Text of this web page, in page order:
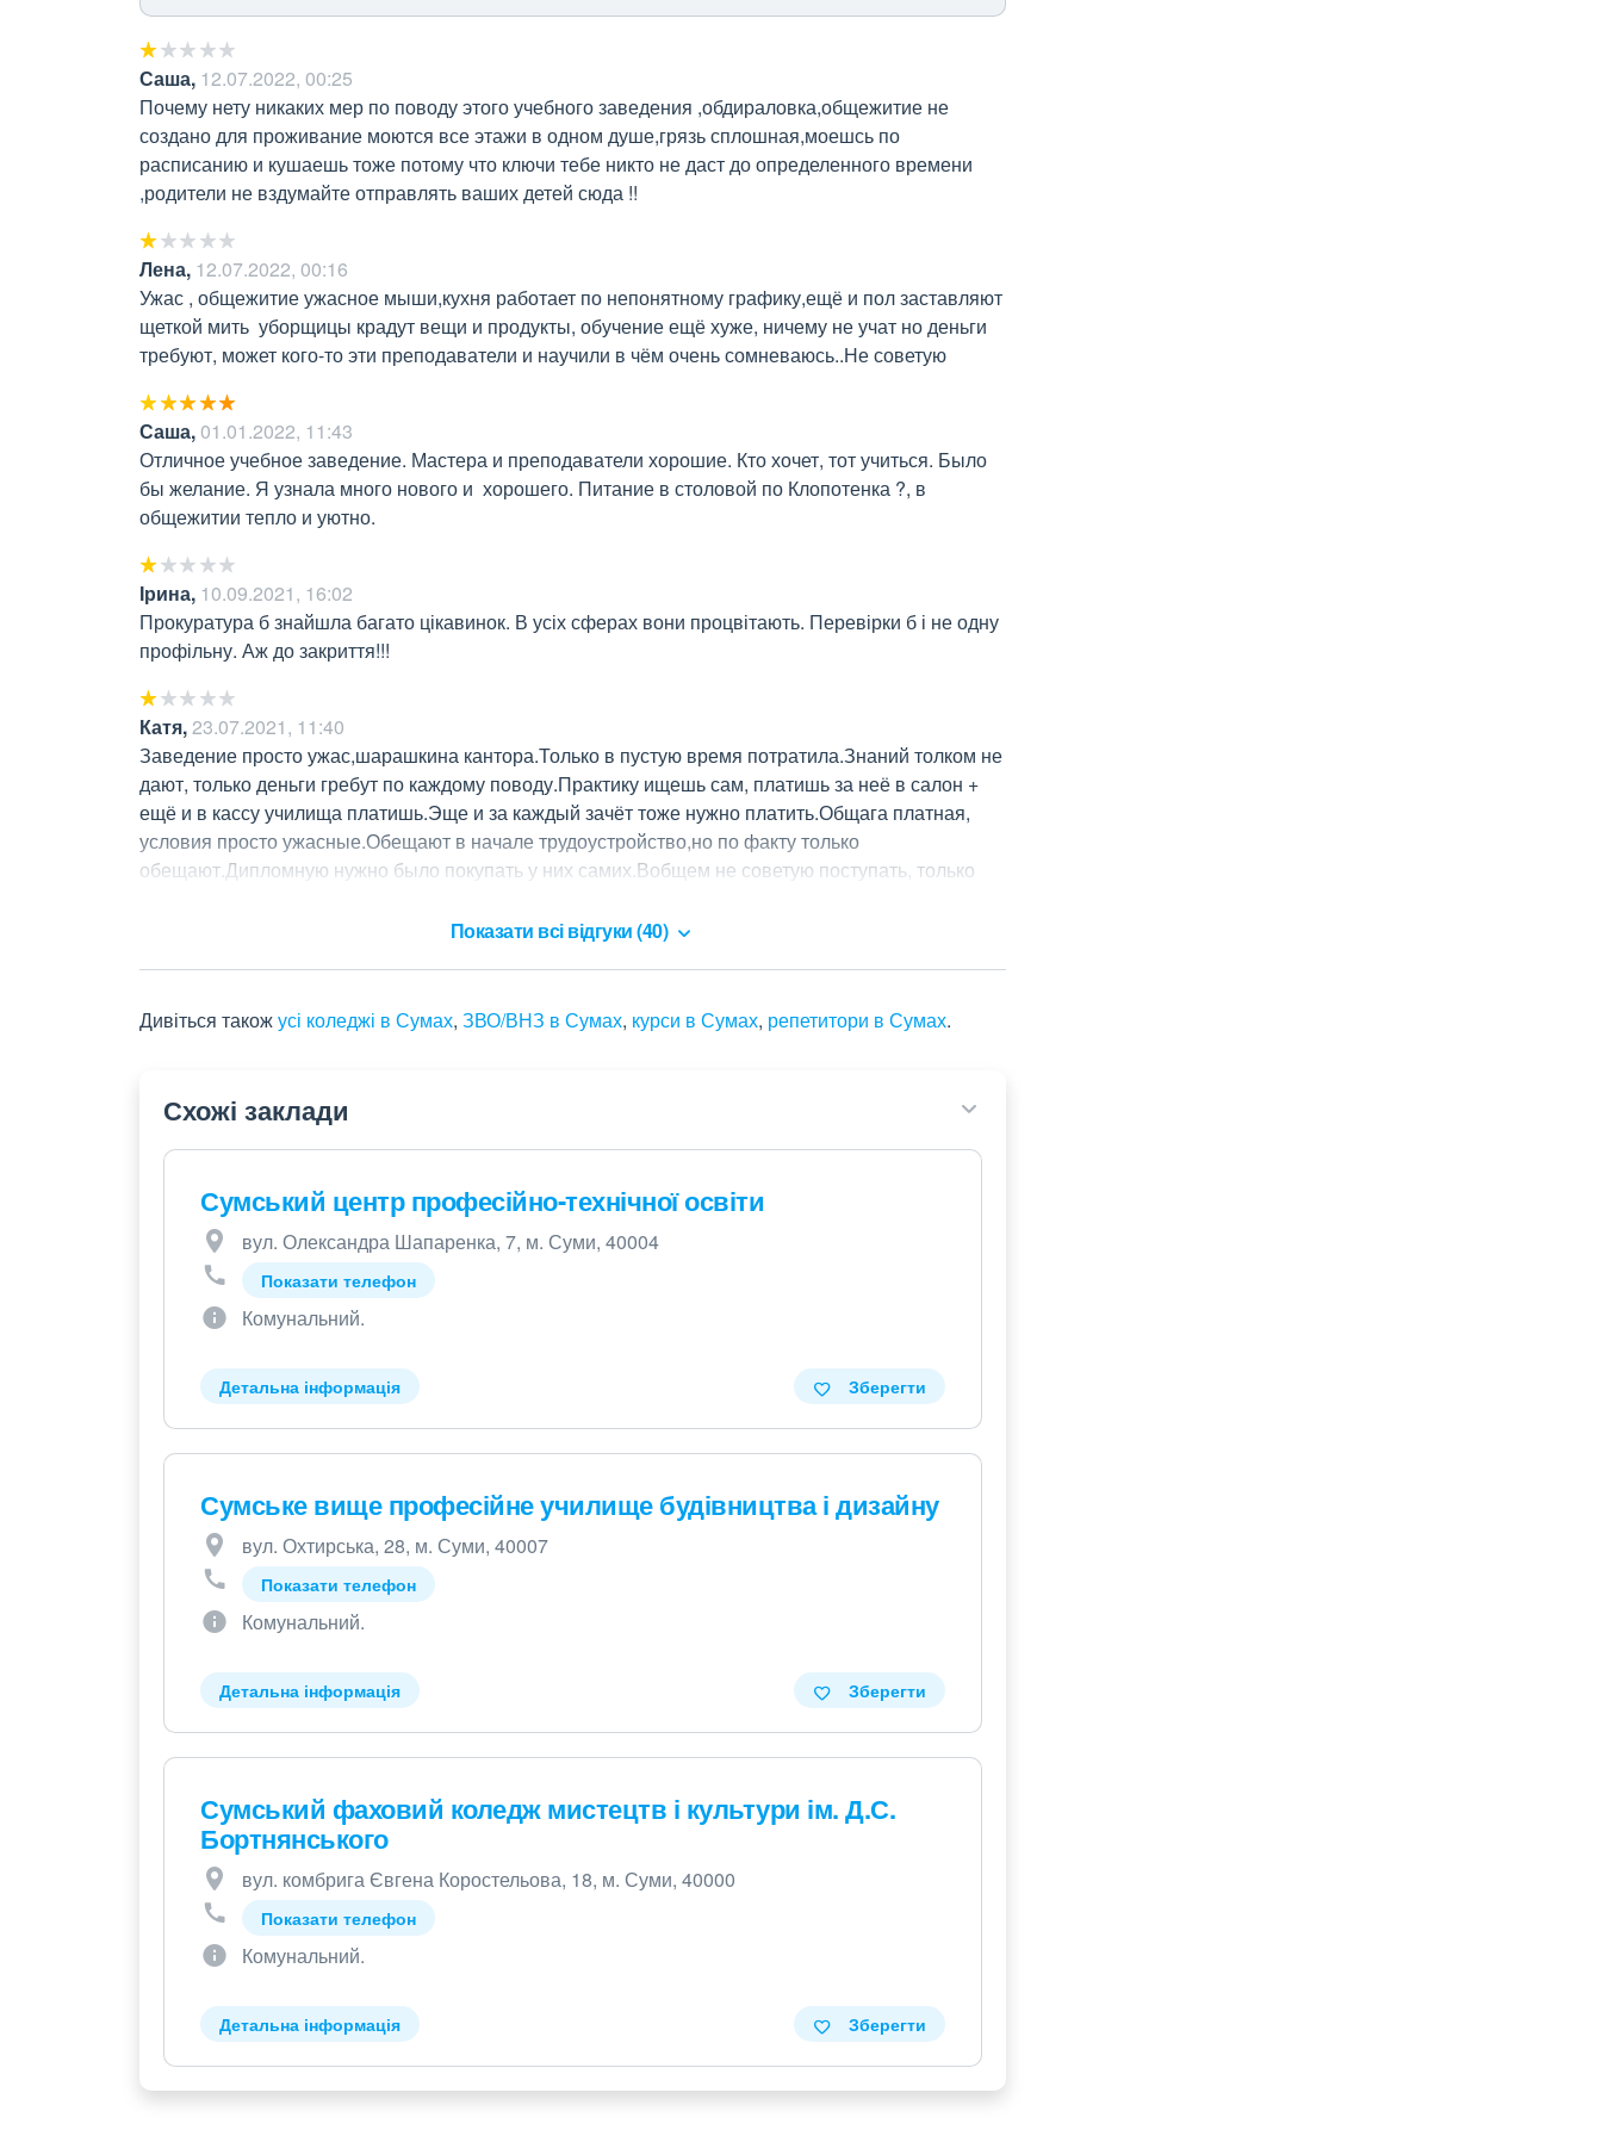
Саша, 12.07.2022, 00:25
Почему нету никаких мер по поводу этого учебного заведения ,обдираловка,общежитие не
создано для проживание моются все этажи в одном душе,грязь сплошная,моешсь по
расписанию и кушаешь тоже потому что ключи тебе никто не даст до определенного времени
,родители не вздумайте отправлять ваших детей сюда !!
Лена, 12.07.2022, 00:16
Ужас , общежитие ужасное мыши,кухня работает по непонятному графику,ещё и пол заставляют
щеткой мить  уборщицы крадут вещи и продукты, обучение ещё хуже, ничему не учат но деньги
требуют, может кого-то эти преподаватели и научили в чём очень сомневаюсь..Не советую
Саша,01.01.2022, 11:43
Отличное учебное заведение. Мастера и преподаватели хорошие. Кто хочет, тот учиться. Было
бы желание. Я узнала много нового и  хорошего. Питание в столовой по Клопотенка ?, в
общежитии тепло и уютно.
Ірина, 10.09.2021, 16:02
Прокуратура б знайшла багато цікавинок. В усіх сферах вони процвітають. Перевірки б і не одну
профільну. Аж до закриття!!!
Катя,23.07.2021, 11:40
Заведение просто ужас,шарашкина кантора.Только в пустую время потратила.Знаний толком не
дают, только деньги гребут по каждому поводу.Практику ищешь сам, платишь за неё в салон +
ещё и в кассу училища платишь.Эще и за каждый зачёт тоже нужно платить.Общага платная,
условия просто ужасные.Обещают в начале трудоустройство,но по факту только
обещают.Дипломную нужно было покупать у них самих.Вобщем не советую поступать, только
Показати всі відгуки (40)
Дивіться такожусі коледжі в Сумах, ЗВО/ВНЗ в Сумах, курси в Сумах, репетитори в Сумах.
Схожі заклади
Сумський центр професійно-технічної освіти
вул. Олександра Шапаренка, 7, м. Суми, 40004
Показати телефон
Комунальний.
Детальна інформація Зберегти
Сумське вище професійне училище будівництва і дизайну
вул. Охтирська, 28, м. Суми, 40007
Показати телефон
Комунальний.
Детальна інформація Зберегти
Сумський фаховий коледж мистецтв і культури ім. Д.С.
Бортнянського
вул. комбрига Євгена Коростельова, 18, м. Суми, 40000
Показати телефон
Комунальний.
Детальна інформація Зберегти